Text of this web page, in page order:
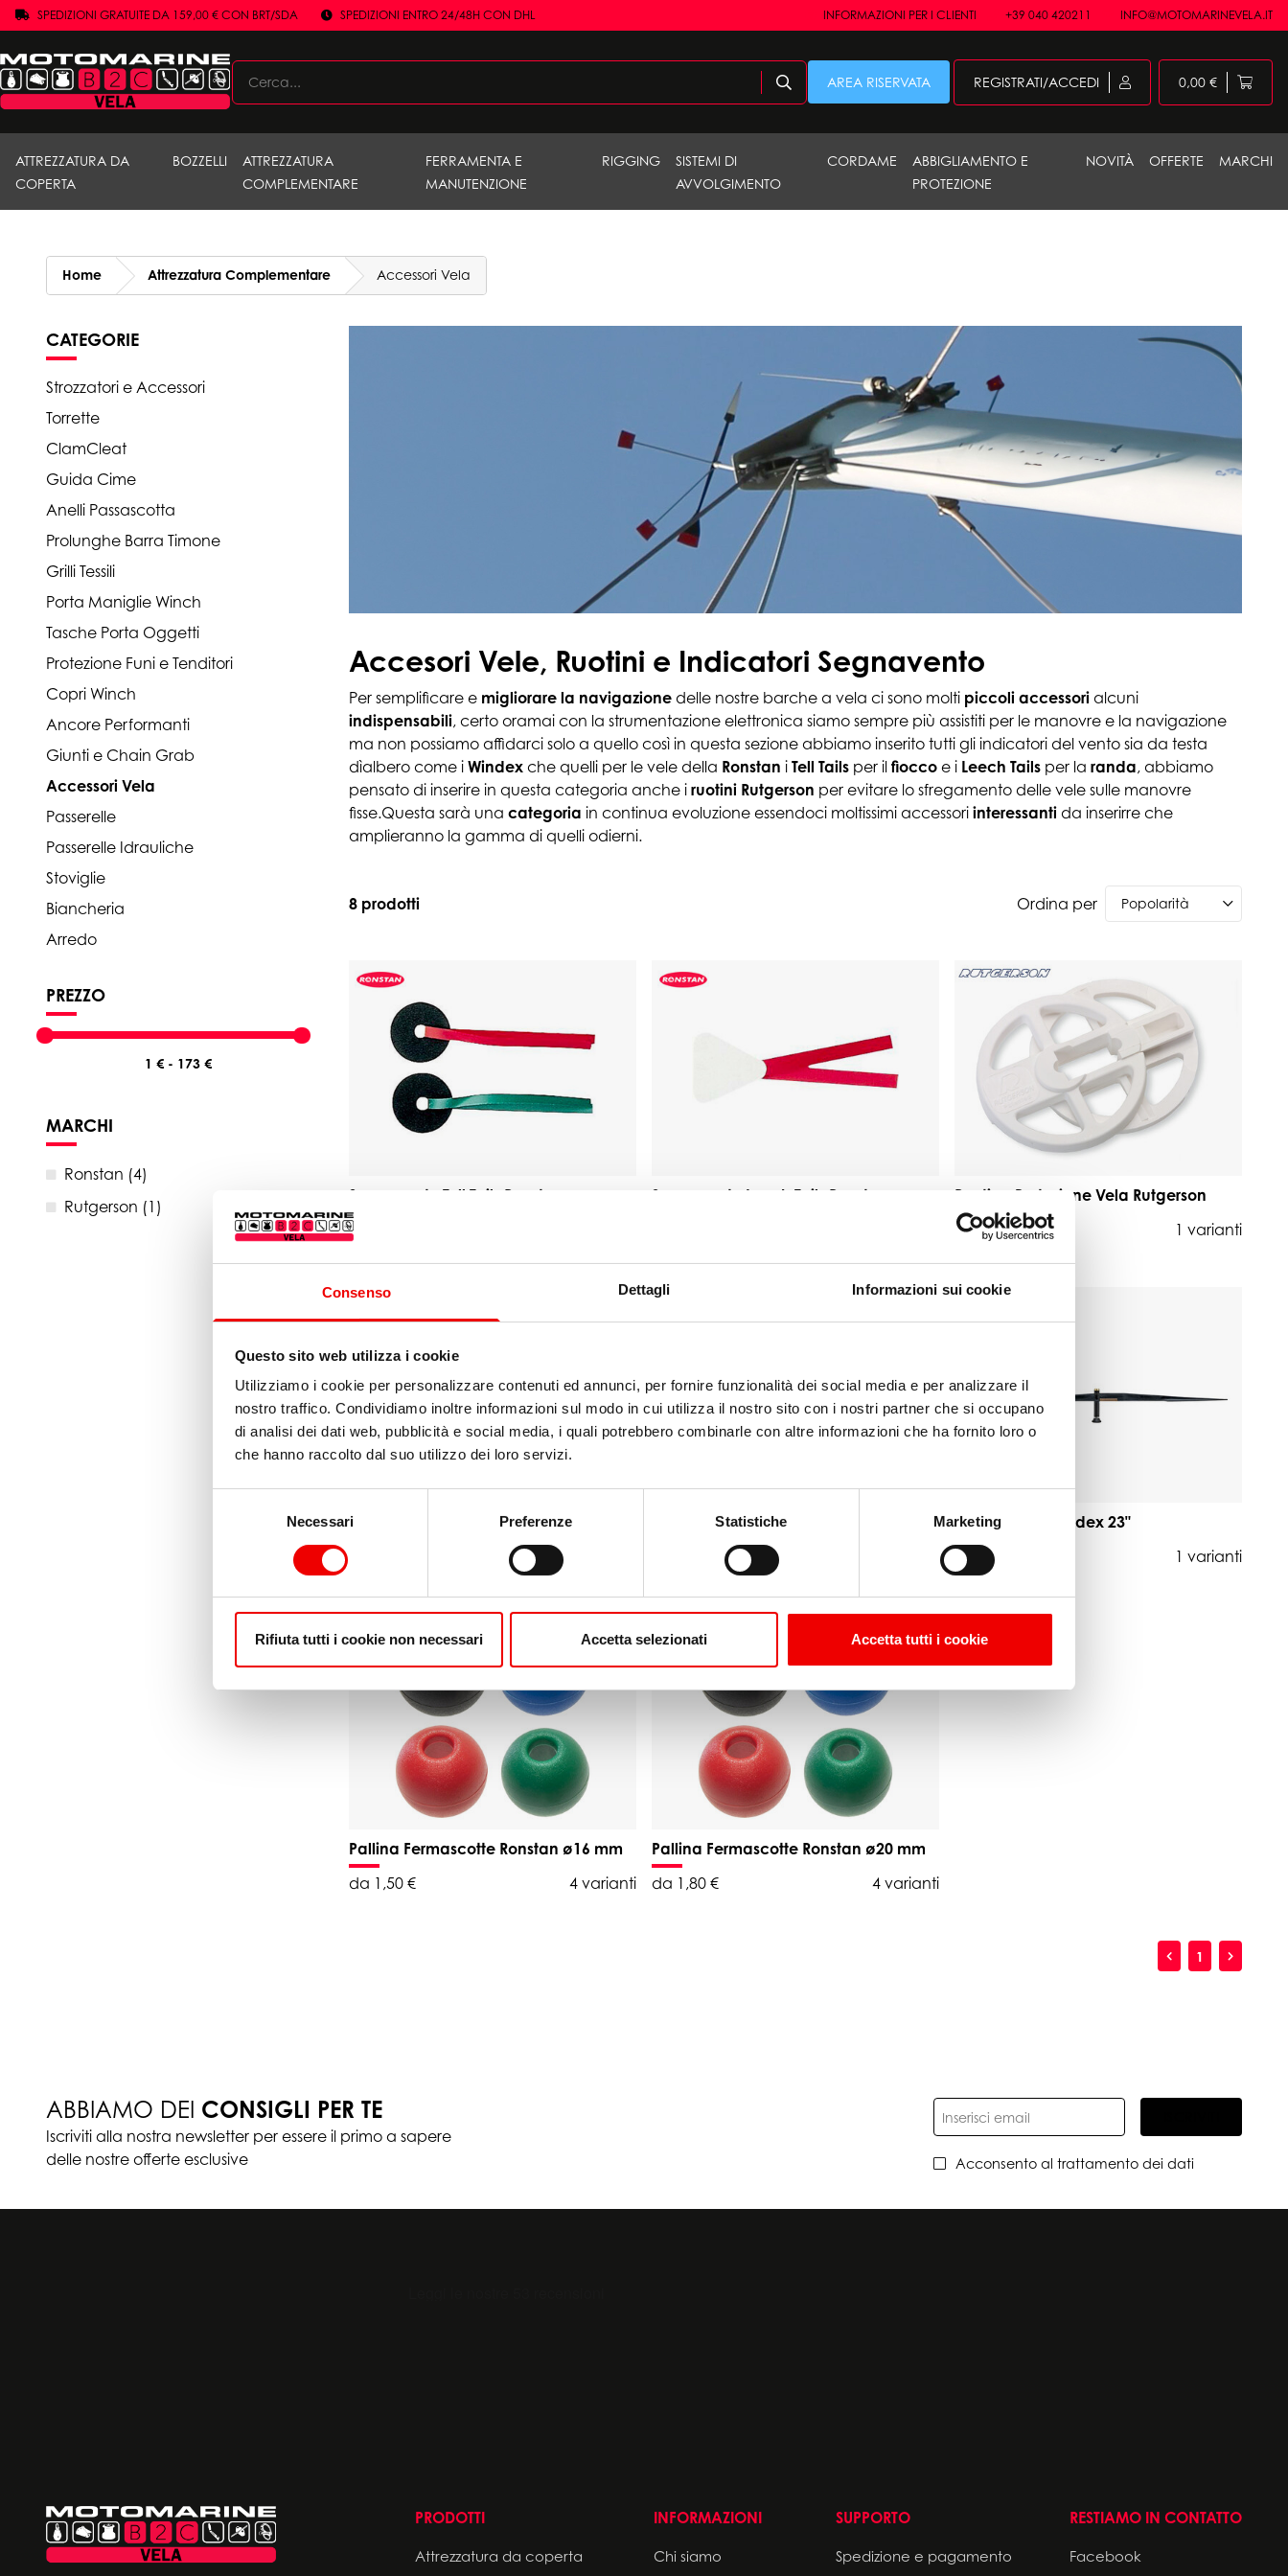
Consenso Dettagli Informazioni sui cookie
Questo sito web utilizza i cookie
Utilizziamo i cookie per personalizzare contenuti ed annunci, per fornire funzionalità dei social media e per analizzare il
nostro traffico. Condividiamo inoltre informazioni sul modo in cui utilizza il nostro sito con i nostri partner che si occupano
di analisi dei dati web, pubblicità e social media, i quali potrebbero combinarle con altre informazioni che ha fornito loro o
che hanno raccolto dal suo utilizzo dei loro servizi.
Necessari Preferenze Statistiche Marketing
Rifiuta tutti i cookie non necessari Accetta selezionati Accetta tutti i cookie
SPEDIZIONI GRATUITE DA 159,00 € CON BRT/SDA SPEDIZIONI ENTRO 24/48H CON DHL INFORMAZIONI PER I CLIENTI +39 040 420211 INFO@MOTOMARINEVELA.IT
AREA RISERVATA REGISTRATI/ACCEDI 0,00 €
ATTREZZATURA DA
COPERTA
BOZZELLI
ATTREZZATURA
COMPLEMENTARE
FERRAMENTA E
MANUTENZIONE
RIGGING
SISTEMI DI
AVVOLGIMENTO
CORDAME
ABBIGLIAMENTO E
PROTEZIONE
NOVITÀ OFFERTE MARCHI
Home Attrezzatura Complementare Accessori Vela
CATEGORIE
Strozzatori e Accessori
Torrette
ClamCleat
Guida Cime
Anelli Passascotta
Prolunghe Barra Timone
Grilli Tessili
Porta Maniglie Winch
Tasche Porta Oggetti
Protezione Funi e Tenditori
Copri Winch
Ancore Performanti
Giunti e Chain Grab
Accessori Vela
Passerelle
Passerelle Idrauliche
Stoviglie
Biancheria
Arredo
PREZZO
MARCHI
Ronstan (4)
Rutgerson (1)
Accesori Vele, Ruotini e Indicatori Segnavento
Per semplificare e migliorare la navigazione delle nostre barche a vela ci sono molti piccoli accessori alcuni
indispensabili, certo oramai con la strumentazione elettronica siamo sempre più assistiti per le manovre e la navigazione
ma non possiamo affidarci solo a quello così in questa sezione abbiamo inserito tutti gli indicatori del vento sia da testa
dìalbero come i Windex che quelli per le vele della Ronstan i Tell Tails per il fiocco e i Leech Tails per la randa, abbiamo
pensato di inserire in questa categoria anche i ruotini Rutgerson per evitare lo sfregamento delle vele sulle manovre
fisse.Questa sarà una categoria in continua evoluzione essendoci moltissimi accessori interessanti da inserirre che
amplieranno la gamma di quelli odierni.
8 prodotti Ordina per
Segnavento Tell Tails Ronstan
da 8,90 €
Segnavento Leech Tails Ronstan
Ruotina Protezione Vela Rutgerson
da 8,40 €
1 varianti
Segnavento Windex 10"
Segnavento Windex 15"
da 74,30 €
Segnavento Windex 23"
da 172,50 €
1 varianti
Pallina Fermascotte Ronstan ø16 mm
da 1,50 €
4 varianti
Pallina Fermascotte Ronstan ø20 mm
da 1,80 €
4 varianti
1
ABBIAMO DEI CONSIGLI PER TE
Iscriviti alla nostra newsletter per essere il primo a sapere
delle nostre offerte esclusive
Acconsento al trattamento dei dati
PRODOTTI
Attrezzatura da coperta
INFORMAZIONI
Chi siamo
SUPPORTO
Spedizione e pagamento
RESTIAMO IN CONTATTO
Facebook